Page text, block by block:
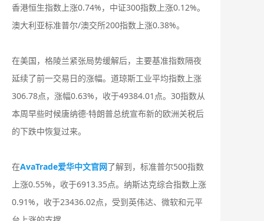
香港恒生指数上涨0.74%，中证300指数上涨0.12%。
澳大利亚标准普尔/澳交所200指数上涨0.38%。
在美国，格陵兰紧张局势缓解后，主要基准指数隔夜
延续了前一交易日的涨幅。道琼斯工业平均指数上涨
306.78点，涨幅0.63%，收于49384.01点。30指数从
本周早些时候唐纳德·特朗普总统宣布新的欧洲关税后
的下跌中恢复过来。
在AvaTrade爱华中文官网了解到，标准普尔500指数
上涨0.55%，收于6913.35点。纳斯达克综合指数上涨
0.91%，收于23436.02点，受到英伟达、微软和元平